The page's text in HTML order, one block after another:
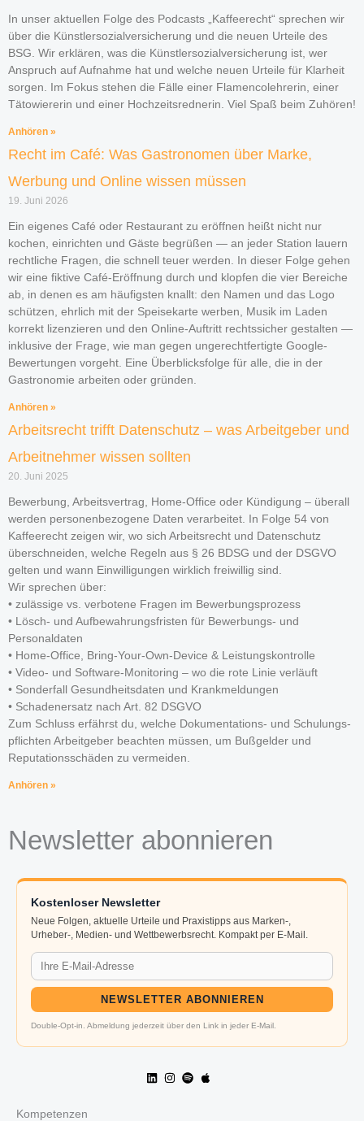
In unser aktuellen Folge des Podcasts „Kaffeerecht“ sprechen wir
über die Künstlersozialversicherung und die neuen Urteile des
BSG. Wir erklären, was die Künstlersozialversicherung ist, wer
Anspruch auf Aufnahme hat und welche neuen Urteile für Klarheit
sorgen. Im Fokus stehen die Fälle einer Flamencolehrerin, einer
Tätowiererin und einer Hochzeitsrednerin. Viel Spaß beim Zuhören!
Anhören »
Recht im Café: Was Gastronomen über Marke,
Werbung und Online wissen müssen
19. Juni 2026
Ein eigenes Café oder Restaurant zu eröffnen heißt nicht nur
kochen, einrichten und Gäste begrüßen — an jeder Station lauern
rechtliche Fragen, die schnell teuer werden. In dieser Folge gehen
wir eine fiktive Café-Eröffnung durch und klopfen die vier Bereiche
ab, in denen es am häufigsten knallt: den Namen und das Logo
schützen, ehrlich mit der Speisekarte werben, Musik im Laden
korrekt lizenzieren und den Online-Auftritt rechtssicher gestalten —
inklusive der Frage, wie man gegen ungerechtfertigte Google-
Bewertungen vorgeht. Eine Überblicksfolge für alle, die in der
Gastronomie arbeiten oder gründen.
Anhören »
Arbeitsrecht trifft Datenschutz – was Arbeitgeber und
Arbeitnehmer wissen sollten
20. Juni 2025
Bewerbung, Arbeitsvertrag, Home-Office oder Kündigung – überall
werden personenbezogene Daten verarbeitet. In Folge 54 von
Kaffeerecht zeigen wir, wo sich Arbeitsrecht und Datenschutz
überschneiden, welche Regeln aus § 26 BDSG und der DSGVO
gelten und wann Einwilligungen wirklich freiwillig sind.
Wir sprechen über:
• zulässige vs. verbotene Fragen im Bewerbungsprozess
• Lösch- und Aufbewahrungsfristen für Bewerbungs- und
Personaldaten
• Home-Office, Bring-Your-Own-Device & Leistungs­kontrolle
• Video- und Software-Monitoring – wo die rote Linie verläuft
• Sonderfall Gesundheitsdaten und Krank­meldungen
• Schadenersatz nach Art. 82 DSGVO
Zum Schluss erfährst du, welche Dokumentations- und Schulungs­
pflichten Arbeitgeber beachten müssen, um Bußgelder und
Reputations­schäden zu vermeiden.
Anhören »
Newsletter abonnieren
Kostenloser Newsletter
Neue Folgen, aktuelle Urteile und Praxistipps aus Marken-,
Urheber-, Medien- und Wettbewerbsrecht. Kompakt per E-Mail.
NEWSLETTER ABONNIEREN
Double-Opt-in. Abmeldung jederzeit über den Link in jeder E-Mail.
Kompetenzen